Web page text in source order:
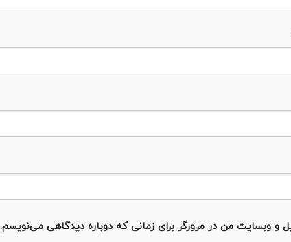
و وبسایت من در مرورگر برای زمانی که دوباره دیدگاهی می‌نویسم.